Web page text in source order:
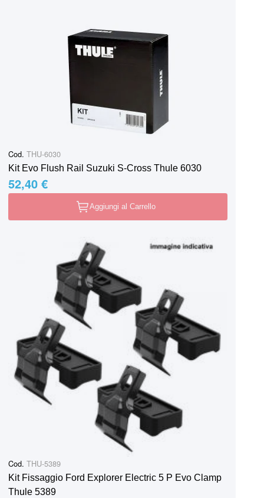
Cod. THU-6030
Kit Evo Flush Rail Suzuki S-Cross Thule 6030
52,40 €
Aggiungi al Carrello
Cod. THU-5389
Kit Fissaggio Ford Explorer Electric 5 P Evo Clamp
Thule 5389